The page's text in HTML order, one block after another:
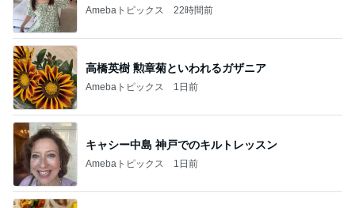
Amebaトピックス 22時間前
高橋英樹 勲章菊といわれるガザニア
Amebaトピックス 1日前
キャシー中島 神戸でのキルトレッスン
Amebaトピックス 1日前